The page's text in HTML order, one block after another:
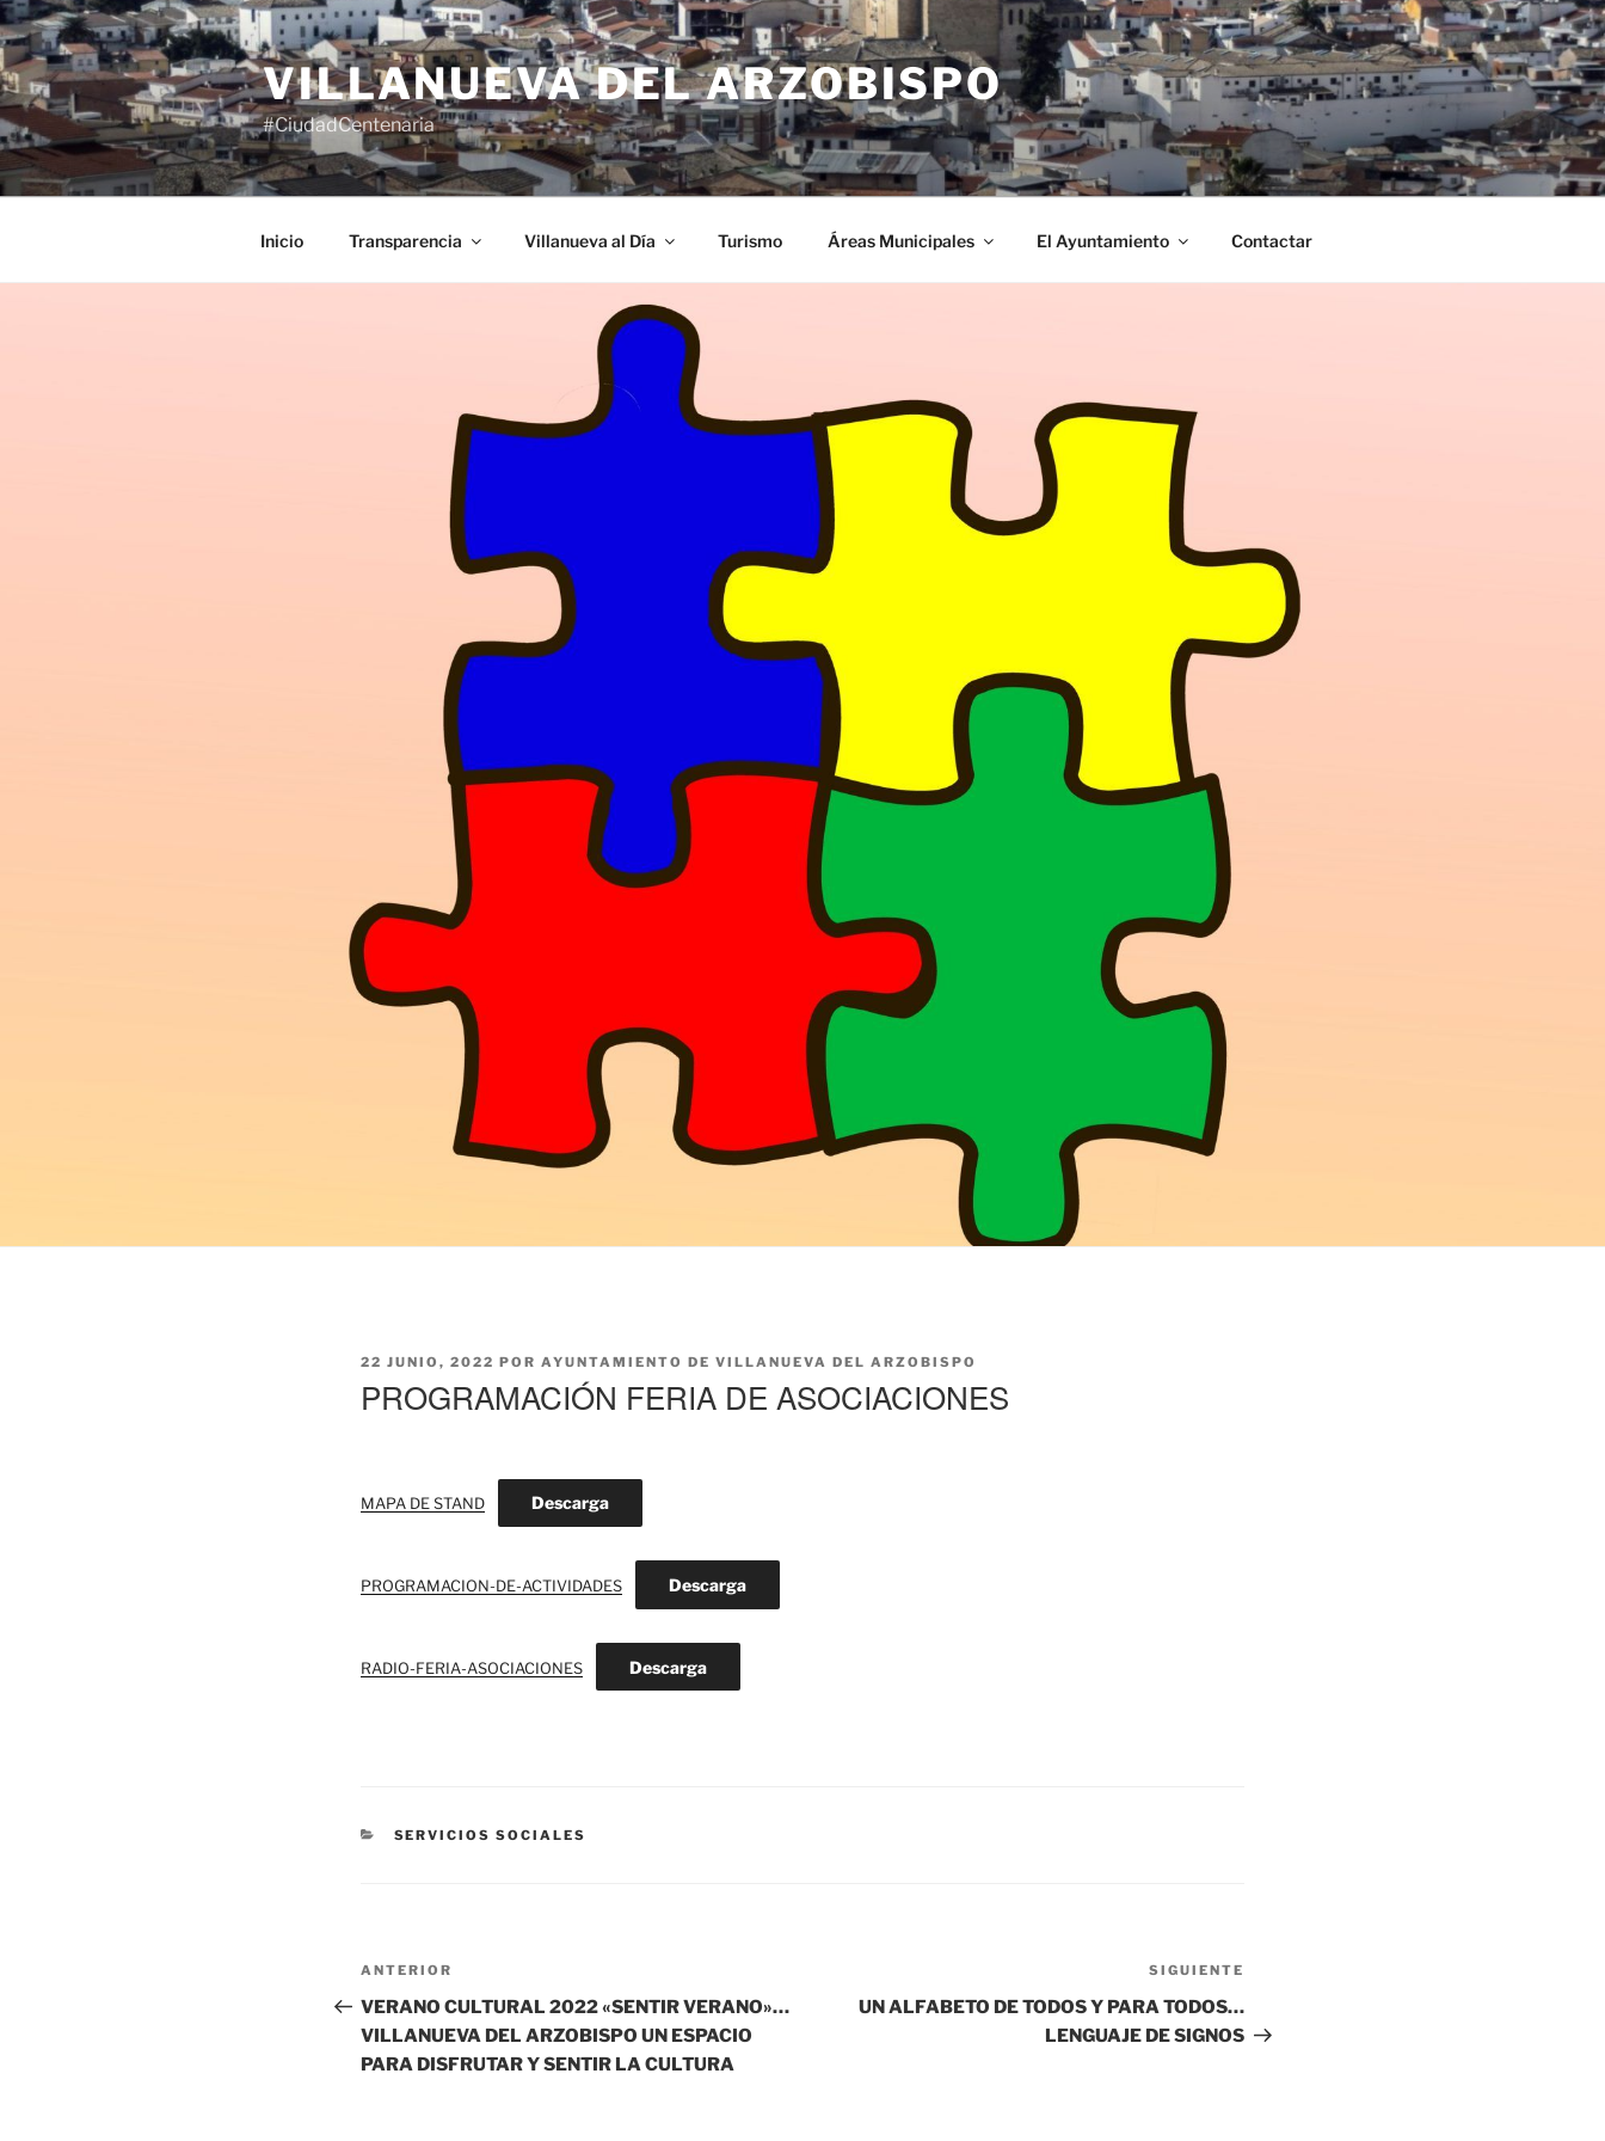
Saltar
al
contenido
VILLANUEVA DEL ARZOBISPO
#CiudadCentenaria
Inicio Transparencia Villanueva al Día Turismo Áreas Municipales El Ayuntamiento Contactar
PUBLICADO
22 JUNIO, 2022 POR AYUNTAMIENTO DE VILLANUEVA DEL ARZOBISPO
PROGRAMACIÓN FERIA DE ASOCIACIONES
MAPA DE STAND Descarga
PROGRAMACION-DE-ACTIVIDADES Descarga
RADIO-FERIA-ASOCIACIONES Descarga
CATEGORÍAS
SERVICIOS SOCIALES
Navegación
de
entradas
Entrada
anterior:
ANTERIOR
VERANO CULTURAL 2022 «SENTIR VERANO»…
VILLANUEVA DEL ARZOBISPO UN ESPACIO
PARA DISFRUTAR Y SENTIR LA CULTURA
SIGUIENTE
UN ALFABETO DE TODOS Y PARA TODOS…
LENGUAJE DE SIGNOS